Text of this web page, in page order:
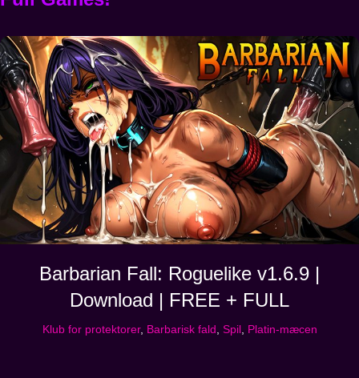
Barbarian Fall: Roguelike v1.6.9 |
Download | FREE + FULL
Klub for protektorer, Barbarisk fald Spil Platin-mæcen